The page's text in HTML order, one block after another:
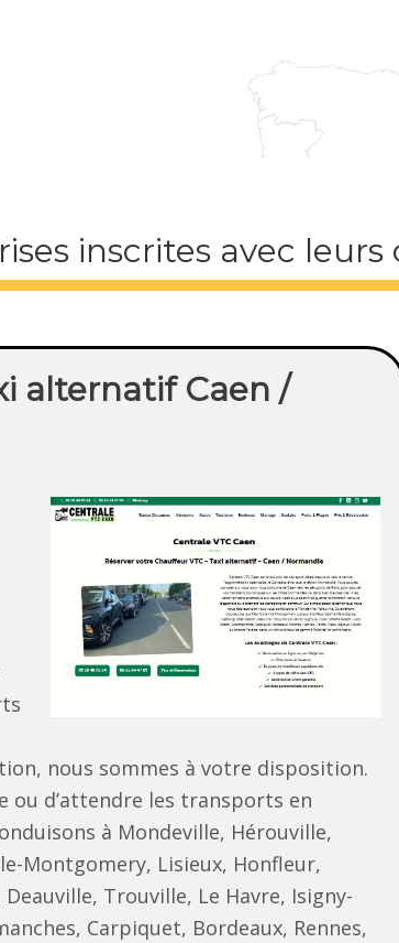
inscrites avec
alternatif Caen /
nous sommes à votre disposition.
ou d’attendre les transports en
à Mondeville, Hérouville,
Montgomery, Lisieux, Honfleur,
Trouville, Le Havre, Isigny-
Carpiquet, Bordeaux, Rennes,